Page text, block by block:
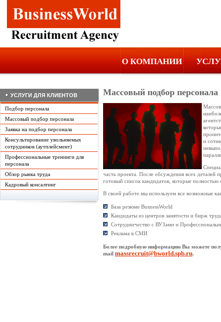
О КОМПАНИИ
УСЛУГИ ДЛЯ КЛИЕНТОВ
Подбор персонала
Массовый подбор персонала
Заявка на подбор персонала
Консультирование увольняемых
сотрудников (аутплейсмент)
Профессиональные тренинги для
персонала
Обзор рынка труда
Кадровый консалтинг
Массовый подбор персонала
и
часть проекта. После обсуждения всех
готовый список кандидатов, которые
В своей работе мы используем все возможные
База резюме BusnessWorld
Кандидаты из центров занятости и бирж
Сотрудничество с ВУЗами и
Реклама в СМИ
Более подробную информацию Вы можете
mail massrecruit@bworld.spb.ru.